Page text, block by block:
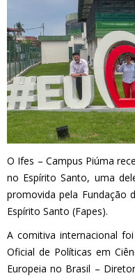
O Ifes – Campus Piúma
no Espírito Santo, uma
promovida pela Fundação
Espírito Santo (Fapes).
A comitiva internacional
Oficial de Políticas em
Europeia no Brasil –